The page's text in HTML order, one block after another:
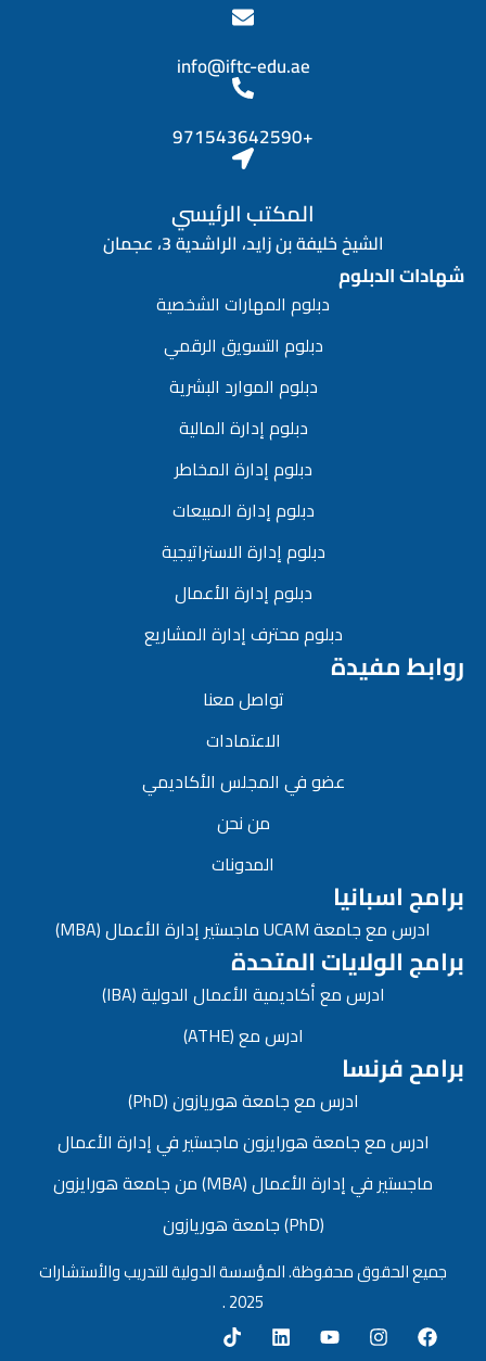
برامج اسبانيا
ادرس مع جامعة UCAM ماجستير إدارة الأعمال (MBA)
برامج الولايات المتحدة
ادرس مع أكاديمية الأعمال الدولية (IBA)
ادرس مع (ATHE)
برامح فرنسا
ادرس مع جامعة هوريازون (PhD)
ادرس مع جامعة هورايزون ماجستير في إدارة الأعمال
ماجستير في إدارة الأعمال (MBA) من جامعة هورايزون
(PhD) جامعة هوريازون
روابط مفيدة
تواصل معنا
الاعتمادات
عضو في المجلس الأكاديمي
من نحن
المدونات
شهادات الدبلوم
دبلوم المهارات الشخصية
دبلوم التسويق الرقمي
دبلوم الموارد البشرية
دبلوم إدارة المالية
دبلوم إدارة المخاطر
دبلوم إدارة المبيعات
دبلوم إدارة الاستراتيجية
دبلوم إدارة الأعمال
دبلوم محترف إدارة المشاريع
info@iftc-edu.ae
+971543642590
المكتب الرئيسي
الشيخ خليفة بن زايد، الراشدية 3، عجمان
جميع الحقوق محفوظة. المؤسسة الدولية للتدريب والأستشارات
2025 .